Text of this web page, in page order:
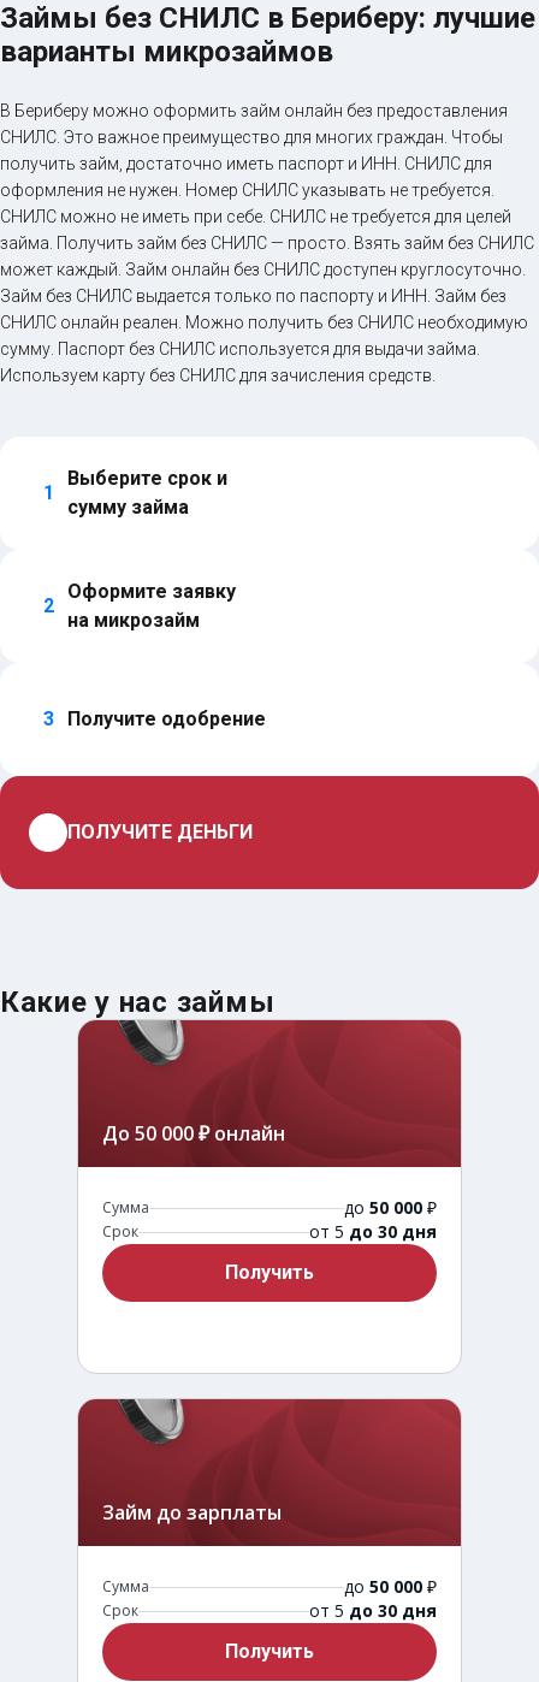
Займы без СНИЛС в Бериберу: лучшие
варианты микрозаймов
В Бериберу можно оформить займ онлайн без предоставления
СНИЛС. Это важное преимущество для многих граждан. Чтобы
получить займ, достаточно иметь паспорт и ИНН. СНИЛС для
оформления не нужен. Номер СНИЛС указывать не требуется.
СНИЛС можно не иметь при себе. СНИЛС не требуется для целей
займа. Получить займ без СНИЛС — просто. Взять займ без СНИЛС
может каждый. Займ онлайн без СНИЛС доступен круглосуточно.
Займ без СНИЛС выдается только по паспорту и ИНН. Займ без
СНИЛС онлайн реален. Можно получить без СНИЛС необходимую
сумму. Паспорт без СНИЛС используется для выдачи займа.
Используем карту без СНИЛС для зачисления средств.
1
Выберите срок и
сумму займа
2
Оформите заявку
на микрозайм
3 Получите одобрение
ПОЛУЧИТЕ ДЕНЬГИ
Какие у нас займы
До 50 000 ₽ онлайн
Сумма до 50 000 ₽
Срок от 5 до 30 дня
Получить
Займ до зарплаты
Сумма до 50 000 ₽
Срок от 5 до 30 дня
Получить